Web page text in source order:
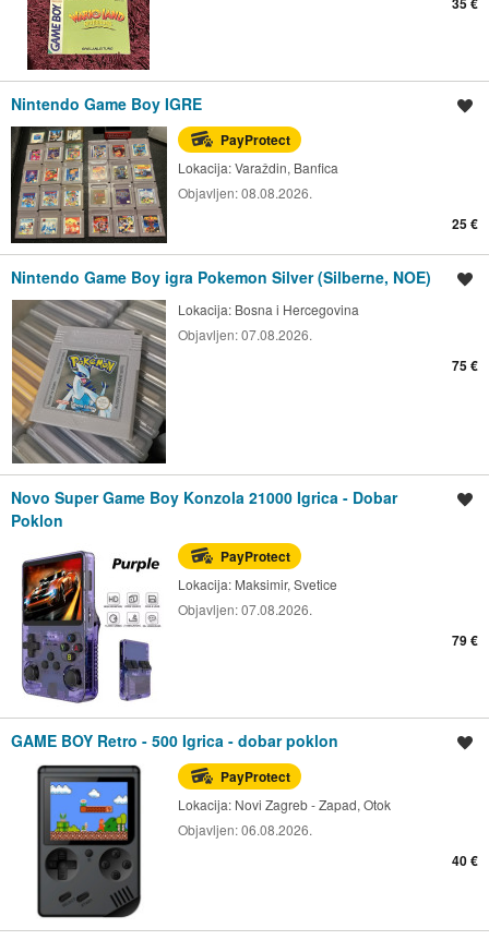
Nintendo Game Boy IGRE
PayProtect
Lokacija:Varaždin, Banfica
Objavljen:08.08.2026.
25 €
Nintendo Game Boy igra Pokemon Silver (Silberne, NOE)
Lokacija: Bosna i Hercegovina
Objavljen:07.08.2026.
75 €
Novo Super Game Boy Konzola 21000 Igrica - Dobar
Poklon
PayProtect
Lokacija: Maksimir, Svetice
Objavljen:07.08.2026.
79 €
GAME BOY Retro - 500 Igrica - dobar poklon
PayProtect
Lokacija: Novi Zagreb - Zapad, Otok
Objavljen:06.08.2026.
40 €